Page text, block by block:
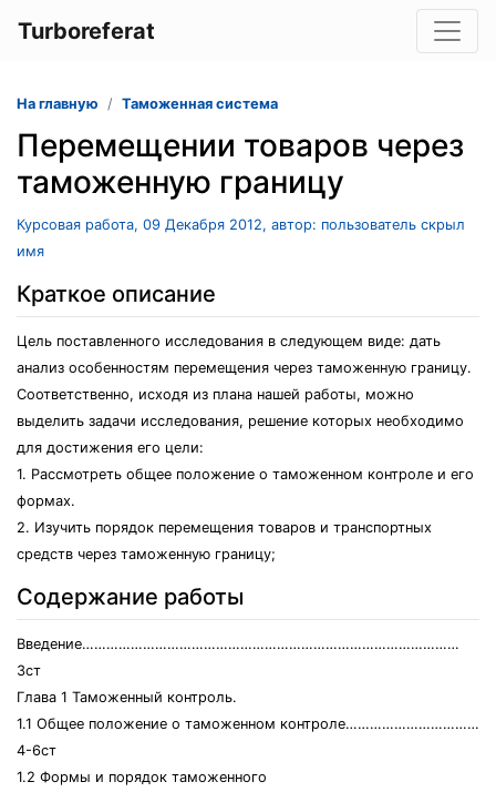
Turboreferat
На главную Таможенная система
Перемещении товаров через
таможенную границу
Курсовая работа, 09 Декабря 2012, автор: пользователь скрыл
имя
Краткое описание
Цель поставленного исследования в следующем виде: дать
анализ особенностям перемещения через таможенную границу.
Соответственно, исходя из плана нашей работы, можно
выделить задачи исследования, решение которых необходимо
для достижения его цели:
1. Рассмотреть общее положение о таможенном контроле и его
формах.
2. Изучить порядок перемещения товаров и транспортных
средств через таможенную границу;
Содержание работы
Введение…………………………………………………………………………………
3ст
Глава 1 Таможенный контроль.
1.1 Общее положение о таможенном контроле……………………………
4-6ст
1.2 Формы и порядок таможенного